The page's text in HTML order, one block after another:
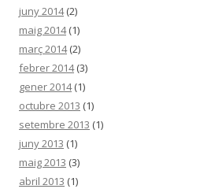
juny 2014(2)
maig 2014(1)
març 2014(2)
febrer 2014(3)
gener 2014(1)
octubre 2013 (1)
setembre 2013 (1)
juny 2013 (1)
maig 2013 (3)
abril 2013 (1)